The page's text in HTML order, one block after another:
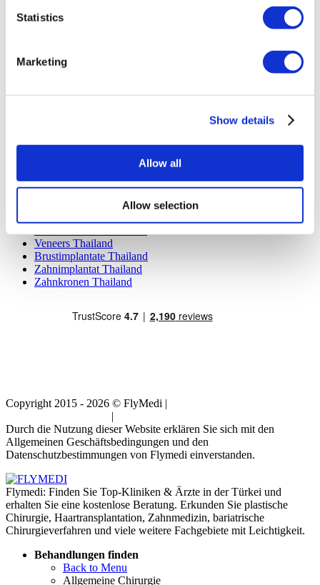
Statistics
Marketing
Show details
Allow all
Allow selection
Dr. Vivo Hair Clinic
Dr. Christian Morales Clinic
Masterpiece Hospital
Bauchstraffung Mexiko
Mummy Makeover Mexiko
Brustimplantate Mexiko
Fettabsaugung Mexiko
Beliebte Behandlungen in Thailand
Veneers Thailand
Brustimplantate Thailand
Zahnimplantat Thailand
Zahnkronen Thailand
Copyright 2015 - 2026 © FlyMedi |
|
Durch die Nutzung dieser Website erklären Sie sich mit den
Allgemeinen Geschäftsbedingungen und den
Datenschutzbestimmungen von Flymedi einverstanden.
Flymedi: Finden Sie Top-Kliniken & Ärzte in der Türkei und
erhalten Sie eine kostenlose Beratung. Erkunden Sie plastische
Chirurgie, Haartransplantation, Zahnmedizin, bariatrische
Chirurgieverfahren und viele weitere Fachgebiete mit Leichtigkeit.
Behandlungen finden
Back to Menu
Allgemeine Chirurgie